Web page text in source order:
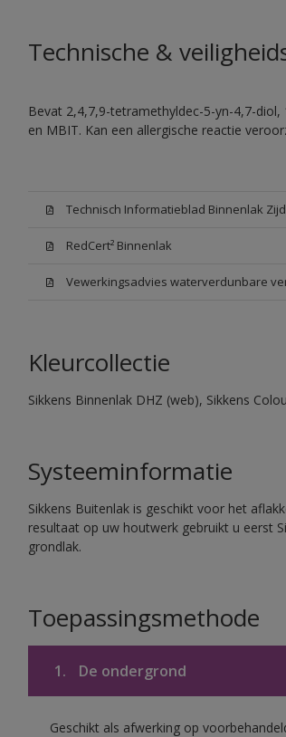
Technische &
Bevat 2,4,7,9-tetramethyldec-5-yn-4,7-
en MBIT. Kan een allergische reactie
Technisch Informatieblad Binnenlak
RedCert² Binnenlak
Vewerkingsadvies waterverdunbare
Kleurcollectie
Sikkens Binnenlak DHZ (web), Sikkens
Systeeminformatie
Sikkens Buitenlak is geschikt voor het
resultaat op uw houtwerk gebruikt u eerst
grondlak.
Toepassingsmethode
1. De ondergrond
Geschikt als afwerking op